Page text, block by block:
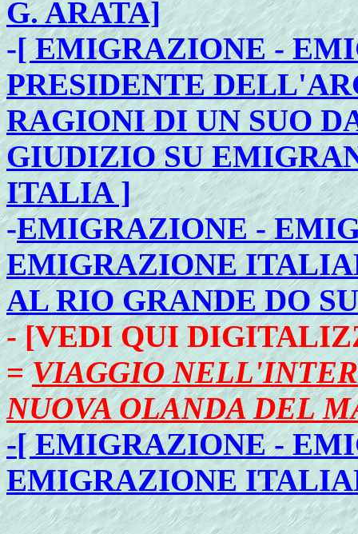
G. ARATA]
-[ EMIGRAZIONE -
PRESIDENTE
RAGIONI DI UN SUO
GIUDIZIO SU
ITALIA ]
-EMIGRAZIONE -
EMIGRAZIONE
AL RIO GRANDE DO
- [VEDI QUI
=VIAGGIO
NUOVA OLANDA DEL
-[ EMIGRAZIONE -
EMIGRAZIONE